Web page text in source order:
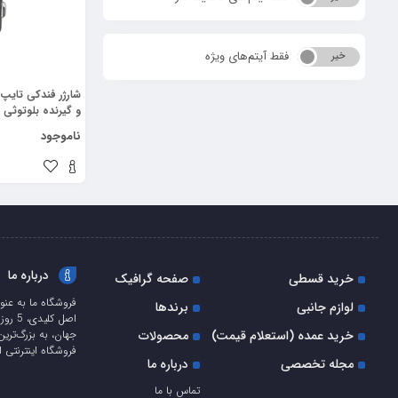
بله خیر فقط آیتم‌های ویژه
CAR CHARGER)
ناموجود
خرید قسطی
صفحه گرافیک
لوازم جانبی
برندها
خرید عمده (استعلام قیمت)
محصولات
مجله تخصصی
درباره ما
تماس با ما
درباره ما
فروشگاه ما به
جهان، به
فروشگاه